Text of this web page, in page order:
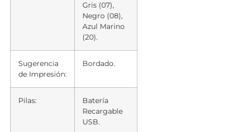
Gris (07),
Negro (08),
Azul Marino
(20).
Sugerencia
de Impresión:
Bordado.
Pilas:
Batería
Recargable
USB.